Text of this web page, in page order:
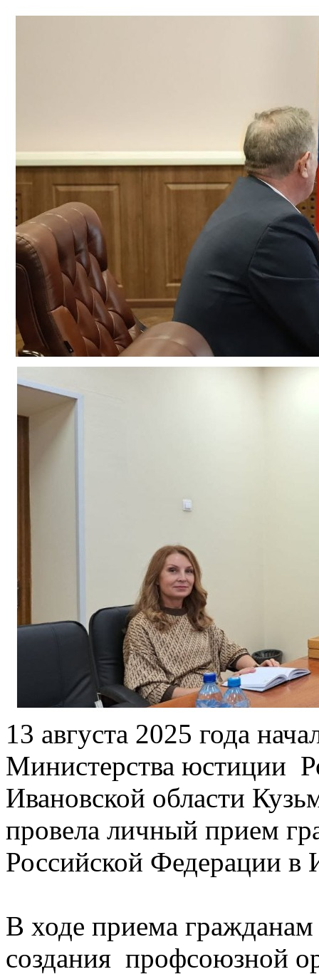
13 августа 2025 года
Министерства юстиции
Ивановской области
провела личный прием
Российской Федерации в
В ходе приема гражданам
создания профсоюзной